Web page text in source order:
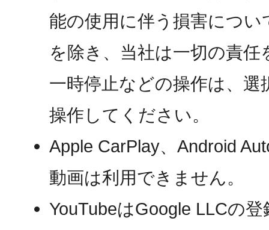
能の使用に伴う損害につ
を除き、当社は一切の責
一時停止などの操作は、
操作してください。
Apple CarPlay、Android
動画は利用できません。
YouTubeはGoogle LLCの